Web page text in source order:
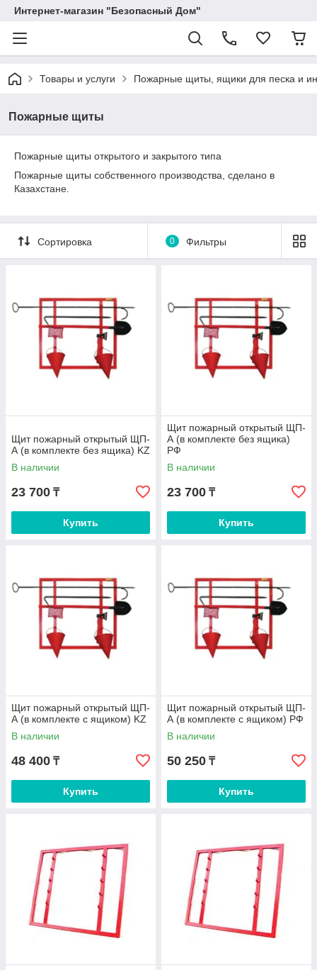
Интернет-магазин "Безопасный Дом"
Товары и услуги Пожарные щиты, ящики для песка и
Пожарные щиты
Пожарные щиты открытого и закрытого типа
Пожарные щиты собственного производства, сделано в
Казахстане.
Сортировка 0 Фильтры
Щит пожарный открытый ЩП-
А (в комплекте без ящика) KZ
В наличии
23 700 ₸
Купить
Щит пожарный открытый ЩП-
А (в комплекте без ящика)
РФ
В наличии
23 700 ₸
Купить
Щит пожарный открытый ЩП-
А (в комплекте с ящиком) KZ
В наличии
48 400 ₸
Купить
Щит пожарный открытый ЩП-
А (в комплекте с ящиком) РФ
В наличии
50 250 ₸
Купить